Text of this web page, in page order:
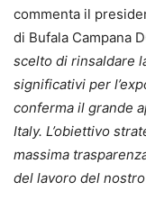
commenta il
di Bufala Campana
scelto di rinsaldare
significativi per
conferma il grande
Italy. L’obiettivo
massima
del lavoro del